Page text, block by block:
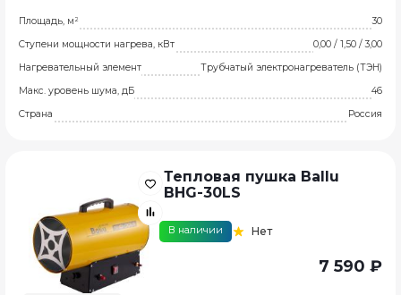
Площадь, м²
30
Ступени мощности нагрева, кВт
0,00 / 1,50 / 3,00
Нагревательный элемент
Трубчатый электронагреватель (ТЭН)
Макс. уровень шума, дБ
46
Страна
Россия
Тепловая пушка Ballu
BHG-30LS
В наличии Нет
7 590 ₽